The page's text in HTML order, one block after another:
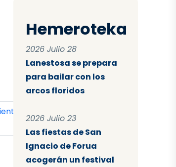
página
Hemeroteka
2026 Julio 28
Lanestosa se prepara
para bailar con los
arcos floridos
2026 Julio 23
Las fiestas de San
Ignacio de Forua
acogerán un festival